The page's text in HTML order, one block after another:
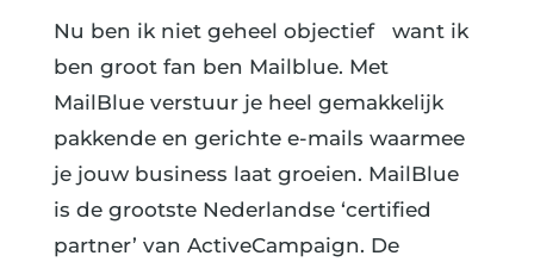
Nu ben ik niet geheel objectief want ik
ben groot fan ben Mailblue. Met
MailBlue verstuur je heel gemakkelijk
pakkende en gerichte e-mails waarmee
je jouw business laat groeien. MailBlue
is de grootste Nederlandse ‘certified
partner’ van ActiveCampaign. De